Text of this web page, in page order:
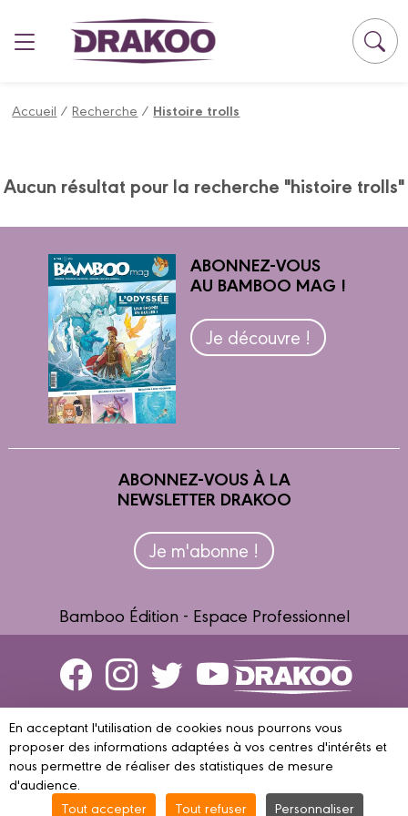
Accueil /Recherche / Histoire trolls
Aucun résultat pour la recherche "histoire trolls"
ABONNEZ-VOUS
AU BAMBOO MAG !
Je découvre !
ABONNEZ-VOUS À LA
NEWSLETTER DRAKOO
Je m'abonne !
Bamboo Édition - Espace Professionnel
Contactez-nous
Devenir partenaire
En acceptant l'utilisation de cookies nous pourrons vous
proposer des informations adaptées à vos centres d'intérêts et
nous permettre de réaliser des statistiques de mesure
d'audience.
Tout accepter
Tout refuser Personnaliser